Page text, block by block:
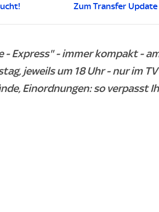
Zum Transfer Update
- Express" - immer kompakt -
jeweils um 18 Uhr - nur im
Einordnungen: so verpasst